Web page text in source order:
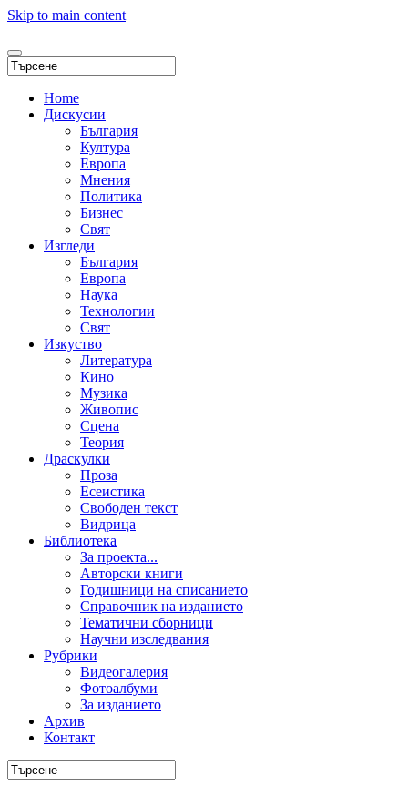
Skip to main content
Home
Дискусии
България
Култура
Европа
Мнения
Политика
Бизнес
Свят
Изгледи
България
Европа
Наука
Технологии
Свят
Изкуство
Литература
Кино
Музика
Живопис
Сцена
Теория
Драскулки
Проза
Есеистика
Свободен текст
Видрица
Библиотека
За проекта...
Авторски книги
Годишници на списанието
Справочник на изданието
Тематични сборници
Научни изследвания
Рубрики
Видеогалерия
Фотоалбуми
За изданието
Архив
Контакт